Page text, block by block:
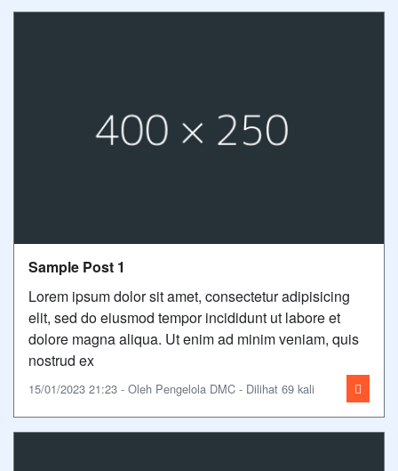
Sample Post 1
Lorem ipsum dolor sit amet, consectetur adipisicing
elit, sed do eiusmod tempor incididunt ut labore et
dolore magna aliqua. Ut enim ad minim veniam, quis
nostrud ex
15/01/2023 21:23 - Oleh Pengelola DMC - Dilihat 69 kali